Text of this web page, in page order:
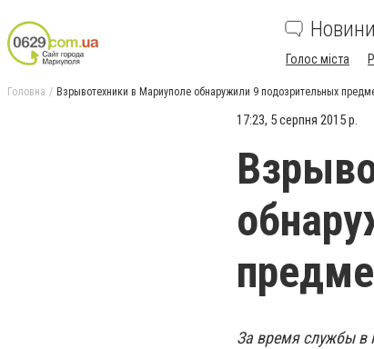
Новини
Голос міста
Головна Взрывотехники в Мариуполе обнаружили 9 подозрительных
17:23, 5 серпня 2015 р.
За время службы в